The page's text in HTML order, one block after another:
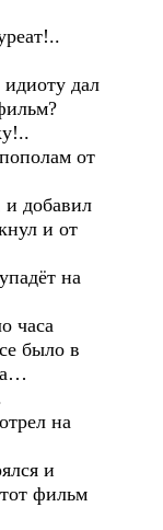
дал
от
добавил
и от
на
часа
было в
на
и
фильм